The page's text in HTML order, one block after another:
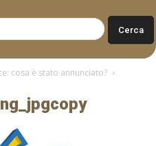
cosa è stato annunciato?